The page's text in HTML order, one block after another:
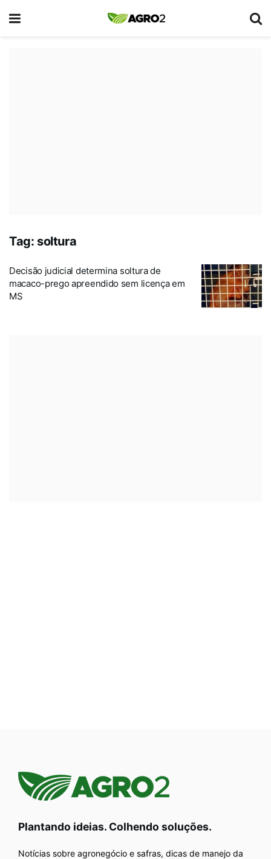
Tag: soltura
Decisão judicial determina soltura de
macaco-prego apreendido sem licença em
MS
Plantando ideias. Colhendo soluções.
Notícias sobre agronegócio e safras, dicas de manejo da